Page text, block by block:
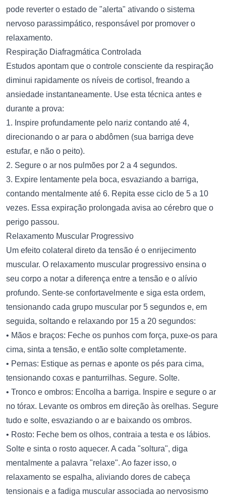
pode reverter o estado de "alerta" ativando o sistema
nervoso parassimpático, responsável por promover o
relaxamento.
Respiração Diafragmática Controlada
Estudos apontam que o controle consciente da respiração
diminui rapidamente os níveis de cortisol, freando a
ansiedade instantaneamente. Use esta técnica antes e
durante a prova:
1. Inspire profundamente pelo nariz contando até 4,
direcionando o ar para o abdômen (sua barriga deve
estufar, e não o peito).
2. Segure o ar nos pulmões por 2 a 4 segundos.
3. Expire lentamente pela boca, esvaziando a barriga,
contando mentalmente até 6. Repita esse ciclo de 5 a 10
vezes. Essa expiração prolongada avisa ao cérebro que o
perigo passou.
Relaxamento Muscular Progressivo
Um efeito colateral direto da tensão é o enrijecimento
muscular. O relaxamento muscular progressivo ensina o
seu corpo a notar a diferença entre a tensão e o alívio
profundo. Sente-se confortavelmente e siga esta ordem,
tensionando cada grupo muscular por 5 segundos e, em
seguida, soltando e relaxando por 15 a 20 segundos:
• Mãos e braços: Feche os punhos com força, puxe-os para
cima, sinta a tensão, e então solte completamente.
• Pernas: Estique as pernas e aponte os pés para cima,
tensionando coxas e panturrilhas. Segure. Solte.
• Tronco e ombros: Encolha a barriga. Inspire e segure o ar
no tórax. Levante os ombros em direção às orelhas. Segure
tudo e solte, esvaziando o ar e baixando os ombros.
• Rosto: Feche bem os olhos, contraia a testa e os lábios.
Solte e sinta o rosto aquecer. A cada "soltura", diga
mentalmente a palavra "relaxe". Ao fazer isso, o
relaxamento se espalha, aliviando dores de cabeça
tensionais e a fadiga muscular associada ao nervosismo